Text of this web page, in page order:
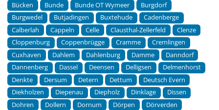
Bücken
Bunde Bunde OT Wymeer
Burgdorf
Burgwedel
Butjadingen Buxtehude
Cadenberge
Calberlah
Cappeln Celle Clausthal-Zellerfeld
Clenze
Cloppenburg
Coppenbrügge Cramme
Cremlingen
Cuxhaven
Dahlem Dahlenburg Damme
Danndorf
Dannenberg
Dassel Deensen Delligsen
Delmenhorst
Denkte
Dersum Detern Dettum
Deutsch Evern
Diekholzen
Diepenau Diepholz Dinklage
Dissen
Dohren
Dollern Dornum Dörpen
Dörverden